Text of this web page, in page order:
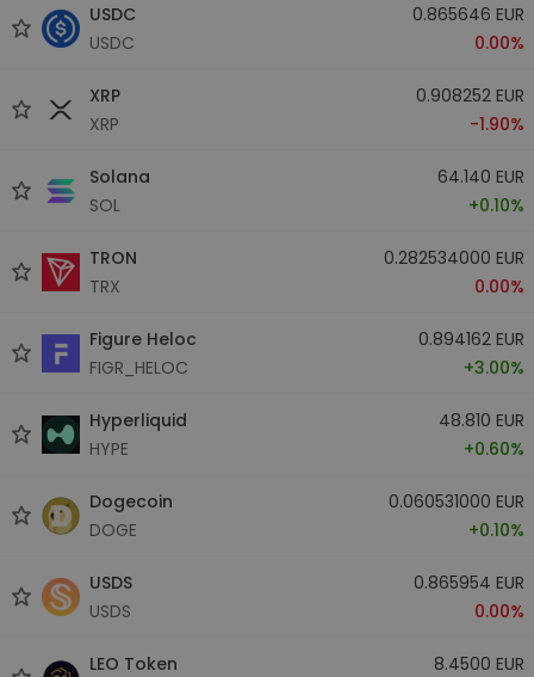
USDC
USDC
0.865646 EUR
0.00%
XRP
XRP
0.908252 EUR
-1.90%
Solana
SOL
64.140 EUR
+0.10%
TRON
TRX
0.282534000 EUR
0.00%
Figure Heloc
FIGR_HELOC
0.894162 EUR
+3.00%
Hyperliquid
HYPE
48.810 EUR
+0.60%
Dogecoin
DOGE
0.060531000 EUR
+0.10%
USDS
USDS
0.865954 EUR
0.00%
LEO Token
8.4500 EUR